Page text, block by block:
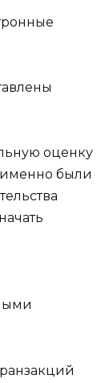
оценку
именно были